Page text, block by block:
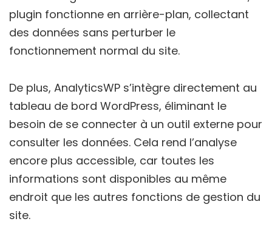
plugin fonctionne en arrière-plan, collectant
des données sans perturber le
fonctionnement normal du site.
De plus, AnalyticsWP s’intègre directement au
tableau de bord WordPress, éliminant le
besoin de se connecter à un outil externe pour
consulter les données. Cela rend l’analyse
encore plus accessible, car toutes les
informations sont disponibles au même
endroit que les autres fonctions de gestion du
site.